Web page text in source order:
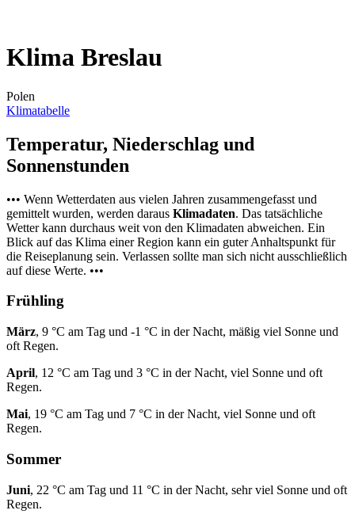
Klima Breslau
Polen
Klimatabelle
Temperatur, Niederschlag und
Sonnenstunden
••• Wenn Wetterdaten aus vielen Jahren zusammengefasst und
gemittelt wurden, werden daraus Klimadaten. Das tatsächliche
Wetter kann durchaus weit von den Klimadaten abweichen. Ein
Blick auf das Klima einer Region kann ein guter Anhaltspunkt für
die Reiseplanung sein. Verlassen sollte man sich nicht ausschließlich
auf diese Werte. •••
Frühling
März, 9 °C am Tag und -1 °C in der Nacht, mäßig viel Sonne und
oft Regen.
April, 12 °C am Tag und 3 °C in der Nacht, viel Sonne und oft
Regen.
Mai, 19 °C am Tag und 7 °C in der Nacht, viel Sonne und oft
Regen.
Sommer
Juni, 22 °C am Tag und 11 °C in der Nacht, sehr viel Sonne und oft
Regen.